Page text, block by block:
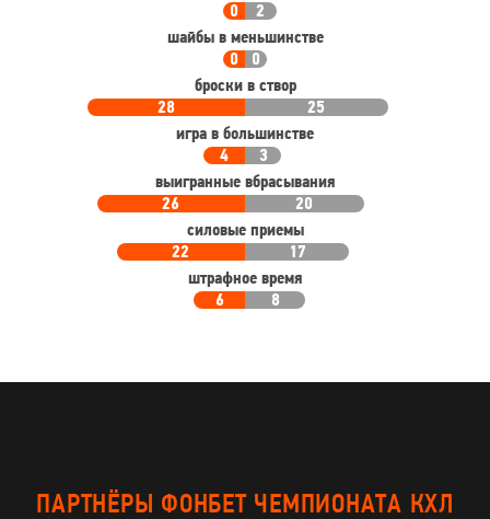
0
2
шайбы в меньшинстве
0
0
броски в створ
28
25
игра в большинстве
4
3
выигранные вбрасывания
26
20
силовые приемы
22
17
штрафное время
6
8
ПАРТНЁРЫ ФОНБЕТ ЧЕМПИОНАТА КХЛ